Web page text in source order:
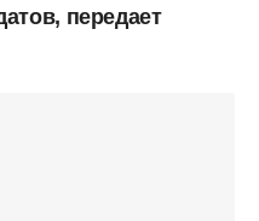
передает